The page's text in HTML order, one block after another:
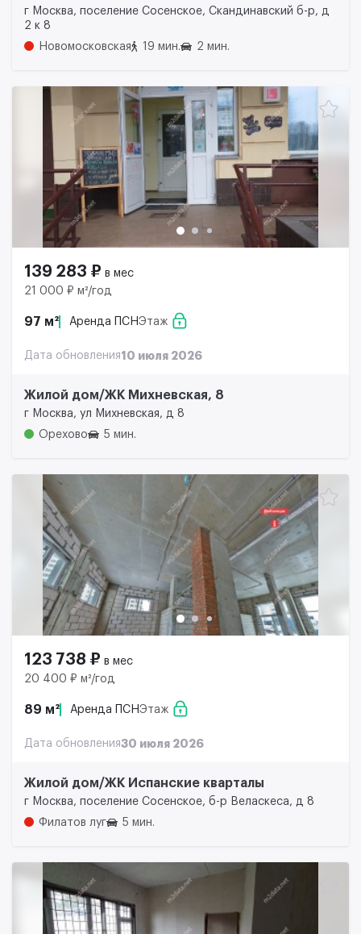
г Москва, поселение Сосенское, Скандинавский б-р, д
2 к 8
Новомосковская
19 мин. 2 мин.
139 283 ₽ в мес
21 000 ₽ м²/год
97 м² Аренда ПСНЭтаж
Дата обновления10 июля 2026
Жилой дом/ЖК Михневская, 8
г Москва, ул Михневская, д 8
Орехово
5 мин.
123 738 ₽ в мес
20 400 ₽ м²/год
89 м² Аренда ПСНЭтаж
Дата обновления30 июля 2026
Жилой дом/ЖК Испанские кварталы
г Москва, поселение Сосенское, б-р Веласкеса, д 8
Филатов луг
5 мин.